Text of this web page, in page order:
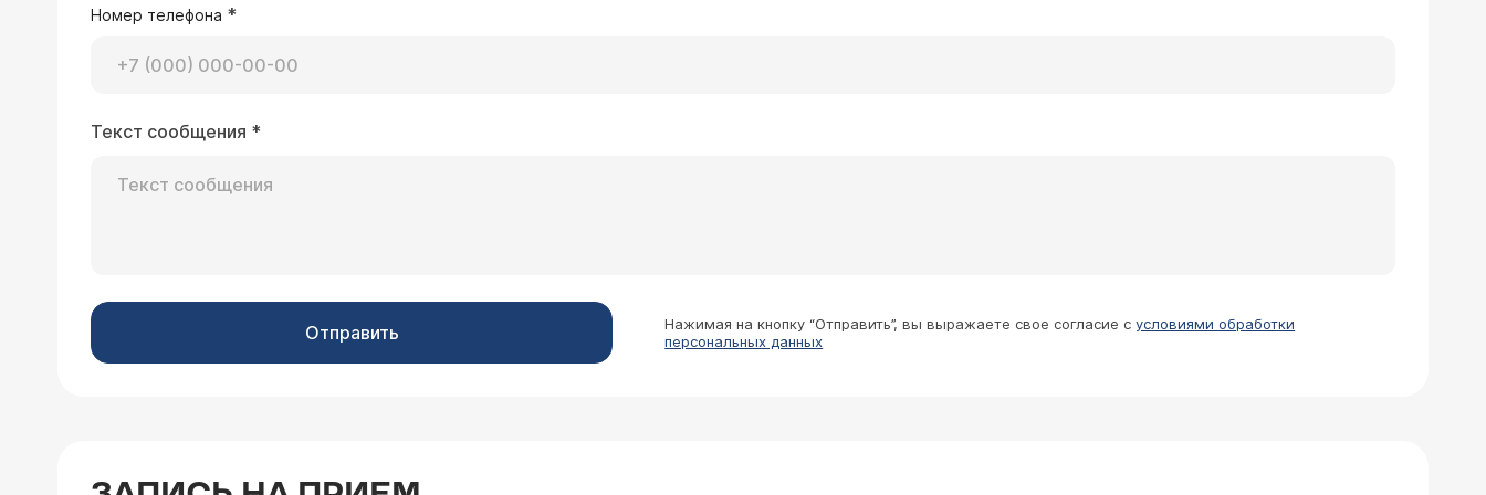
На данный момент больше всего беспокоят лимфоузлы. Что это может значить?
Номер телефона *
Текст сообщения *
Отправить Нажимая на кнопку “Отправить”, вы выражаете свое согласие сусловиями обработки
персональных данных